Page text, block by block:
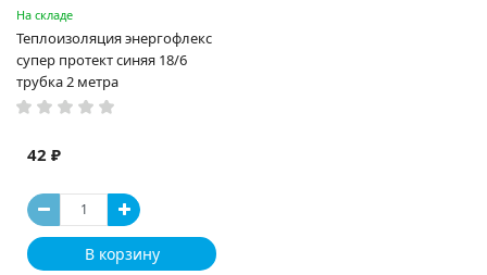
На складе
Теплоизоляция энергофлекс
супер протект синяя 18/6
трубка 2 метра
42 ₽
В корзину